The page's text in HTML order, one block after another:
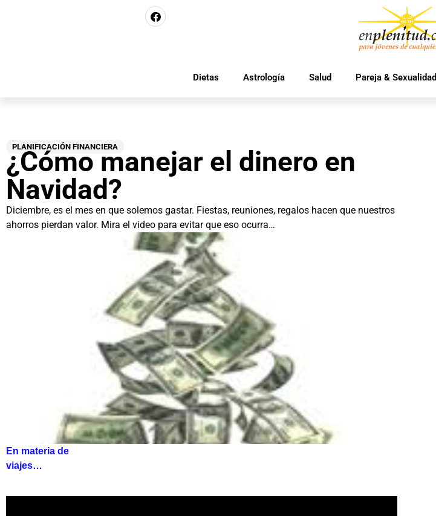
Dietas Astrología Salud Pareja & Sexualidad
PLANIFICACIÓN FINANCIERA
¿Cómo manejar el dinero en
Navidad?
Diciembre, es el mes en que solemos gastar. Fiestas, reuniones, regalos hacen que nuestros
ahorros pierdan valor. Mira el video para evitar que eso ocurra…
En materia de
viajes…